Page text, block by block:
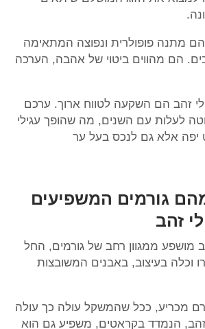
הם מתנה פופולרית ונפוצה המתאימה
הם מהווים ביטוי של אהבה, הערכה
זהב הם השקעה לטווח ארוך. ערכם
לעלות עם השנים, מה שהופך עגילי
יפה אלא גם לנכס בעל ער
גורמים המשפיעים
זהב
מושפע ממגוון רחב של גורמים, החל
וכלה בעיצוב, באבנים המשובצות
מכריע, ככל שהמשקל עולה כך עולה
הנמדד בקראטים, משפיע גם הוא